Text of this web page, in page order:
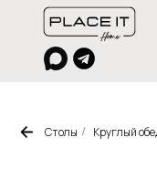
Столы / Круглый